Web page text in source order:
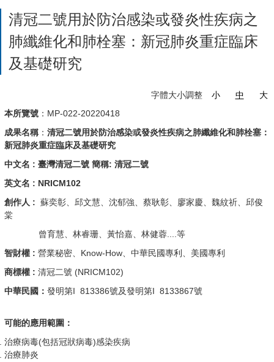
清冠二號用於防治感染或發炎性疾病之
肺纖維化和肺栓塞：新冠肺炎重症臨床
及基礎研究
字體大小調整 小 中
大
本所覽號 ：MP-022-20220418
成果名稱 ： 清冠二號用於防治感染或發炎性疾病之肺纖維化和肺栓塞：
新冠肺炎重症臨床及基礎研究
中文名 : 臺灣清冠二號 簡稱: 清冠二號
英文名 : NRICM102
創作人 : 蘇奕彰、邱文慧、沈郁強、蔡耿彰、廖家慶、魏紋祈、邱俊
棠
曾育慧、林睿珊、黃怡嘉、林健蓉....等
智財權 : 營業秘密、Know-How、中華民國專利、美國專利
商標權 : 清冠二號 (NRICM102)
中華民國： 發明第I 813386號及發明第I 8133867號
可能的應用範圍：
治療病毒(包括冠狀病毒)感染疾病
治療肺炎